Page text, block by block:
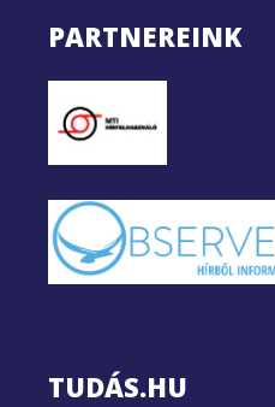
PARTNEREINK
TUDÁS.HU